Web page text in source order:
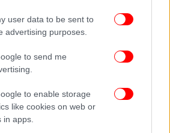
user data to be sent to
advertising purposes.
to send me
to enable storage
like cookies on web or
apps.
εβδομάδες και μετά λέω:
πρόσθεσεο Μικ Τζάγκερ